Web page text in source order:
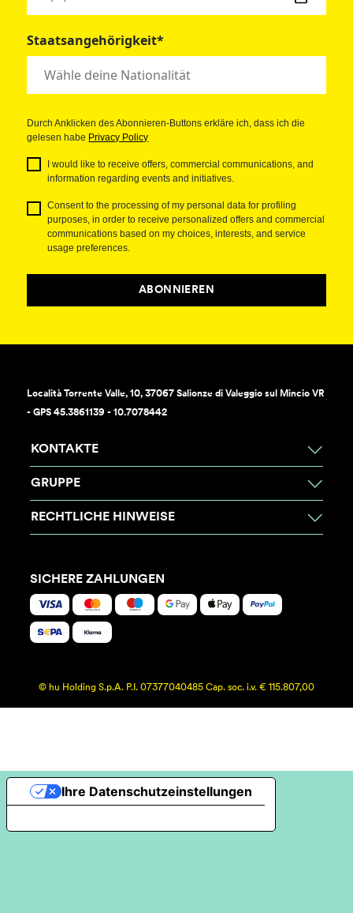
Staatsangehörigkeit*
Durch Anklicken des Abonnieren-Buttons erkläre ich, dass ich die
gelesen habe Privacy Policy
I would like to receive offers, commercial communications, and
information regarding events and initiatives.
Consent to the processing of my personal data for profiling
purposes, in order to receive personalized offers and commercial
communications based on my choices, interests, and service
usage preferences.
ABONNIEREN
Località Torrente Valle, 10, 37067 Salionze di Valeggio sul Mincio VR
- GPS 45.3861139 - 10.7078442
KONTAKTE
GRUPPE
RECHTLICHE HINWEISE
SICHERE ZAHLUNGEN
© hu Holding S.p.A. P.I. 07377040485 Cap. soc. i.v. € 115.807,00
Ihre Datenschutzeinstellungen